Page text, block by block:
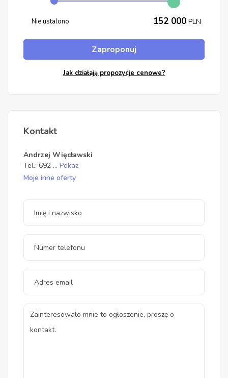
Nie ustalono 152 000 PLN
Zaproponuj
Jak działają propozycje cenowe?
Kontakt
Andrzej Więcławski
Tel.: 692 ... Pokaż
Moje inne oferty